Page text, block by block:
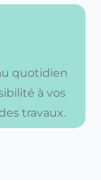
quotidien
à vos
travaux.